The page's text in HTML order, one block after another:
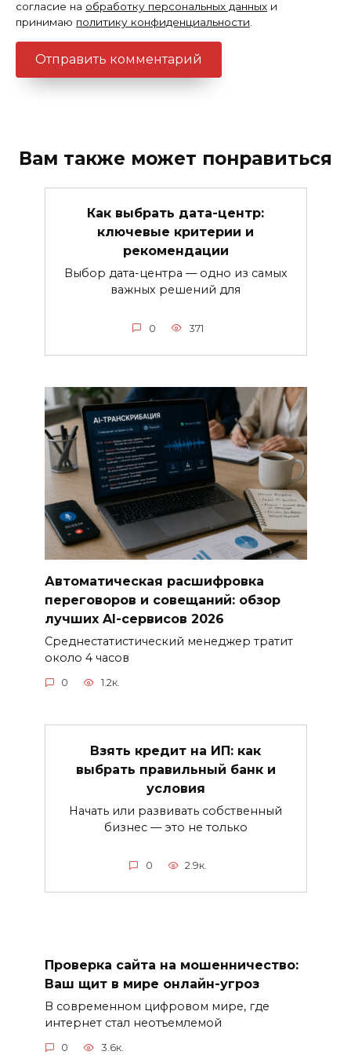
согласие на обработку персональных данных и
принимаю политику конфиденциальности.
Вам также может понравиться
Как выбрать дата-центр:
ключевые критерии и
рекомендации
Выбор дата-центра — одно из самых
важных решений для
0 371
Автоматическая расшифровка
переговоров и совещаний: обзор
лучших AI-сервисов 2026
Среднестатистический менеджер тратит
около 4 часов
0 1.2к.
Взять кредит на ИП: как
выбрать правильный банк и
условия
Начать или развивать собственный
бизнес — это не только
0 2.9к.
Проверка сайта на мошенничество:
Ваш щит в мире онлайн-угроз
В современном цифровом мире, где
интернет стал неотъемлемой
0 3.6к.